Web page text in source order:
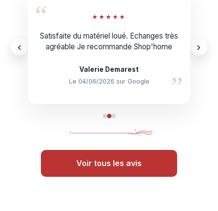
‹
★ ★ ★ ★ ★
“
Satisfaite du matériel loué. Echanges très
agréable Je recommande Shop'home
”
Valerie Demarest
Le 04/06/2026 sur Google
›
Voir tous les avis